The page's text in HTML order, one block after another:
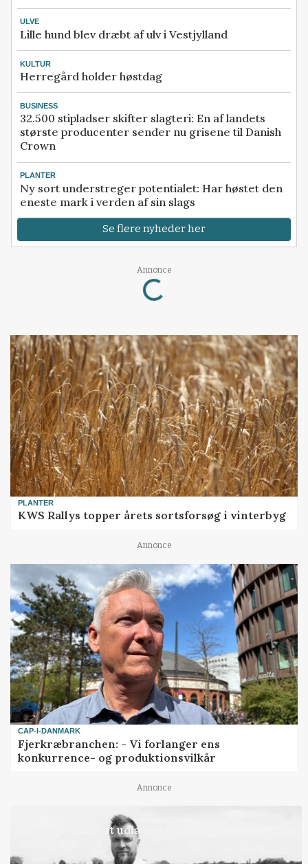
ULVE
Lille hund blev dræbt af ulv i Vestjylland
KULTUR
Herregård holder høstdag
BUSINESS
32.500 stipladser skifter slagteri: En af landets
største producenter sender nu grisene til Danish
Crown
PLANTER
Ny sort understreger potentialet: Har høstet den
eneste mark i verden af sin slags
Se flere nyheder her
Annonce
Loading...
PLANTER
KWS Rallys topper årets sortsforsøg i vinterbyg
Annonce
CAP-I-DANMARK
Fjerkræbranchen: - Vi forlanger ens
konkurrence- og produktionsvilkår
Annonce
Det er en uskik at udlægge et røgslør om